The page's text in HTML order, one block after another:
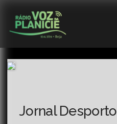
Jornal Desporto